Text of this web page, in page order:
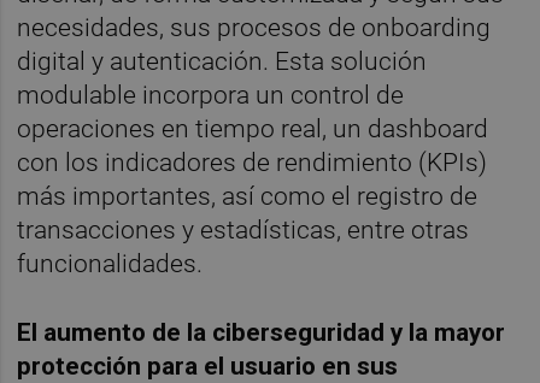
necesidades, sus procesos de onboarding
digital y autenticación. Esta solución
modulable incorpora un control de
operaciones en tiempo real, un dashboard
con los indicadores de rendimiento (KPIs)
más importantes, así como el registro de
transacciones y estadísticas, entre otras
funcionalidades.
El aumento de la ciberseguridad y la mayor
protección para el usuario en sus